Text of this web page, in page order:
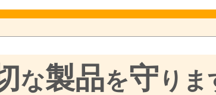
な製品を守 りま